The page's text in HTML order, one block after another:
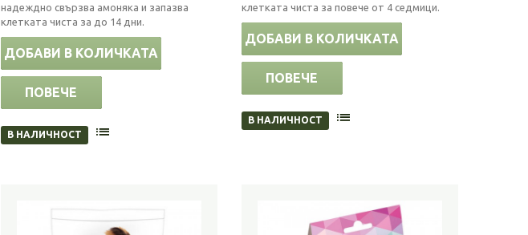
надеждно свързва амоняка и запазва
клетката чиста за до 14 дни.
ДОБАВИ В КОЛИЧКАТА
ПОВЕЧЕ
В НАЛИЧНОСТ
клетката чиста за повече от 4 седмици.
ДОБАВИ В КОЛИЧКАТА
ПОВЕЧЕ
В НАЛИЧНОСТ